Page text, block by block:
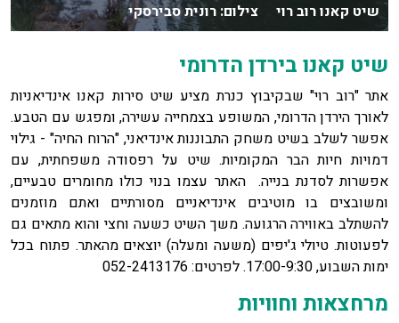
שיט קאנו רוב רוי צילום: רונית סבירסקי
שיט קאנו בירדן הדרומי
אתר "רוב רוי" שבקיבוץ כנרת מציע שיט סירות קאנו אינדיאניות
לאורך הירדן הדרומי, המשופע בצמחייה עשירה, ומפגש עם הטבע.
אפשר לשלב בשיט משחק התבוננות אינדיאני, "הרוח החיה" - גילוי
דמויות חיות הבר המקומיות. שיט על רפסודה משפחתית, עם
אפשרות לסדנת בנייה. האתר עצמו בנוי כולו מחומרים טבעיים,
ומשובצים בו מוטיבים אינדיאניים מסורתיים ואתם מוזמנים
להשתלב באווירה הרגועה. משך השיט כשעה וחצי והוא מתאים גם
לפעוטות. טיולי ג'יפים (משעה ומעלה) יוצאים מהאתר. פתוח בכל
ימות השבוע, 17:00-9:30. לפרטים: 052-2413176
מרחצאות וחוויות